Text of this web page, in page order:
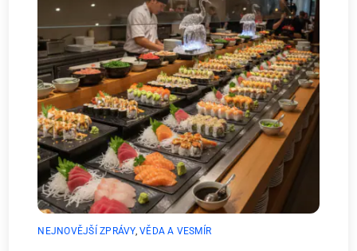
NEJNOVĚJŠÍ ZPRÁVY,VĚDA A VESMÍR